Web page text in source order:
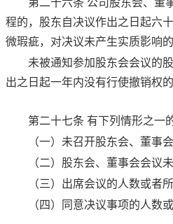
程的，股东自决议作出之日起六
微瑕疵，对决议未产生实质影响的
未被通知参加股东会会议的
出之日起一年内没有行使撤销权
第二十七条 有下列情形之一
（一）未召开股东会、董事
（二）股东会、董事会会议
（三）出席会议的人数或者
（四）同意决议事项的人数